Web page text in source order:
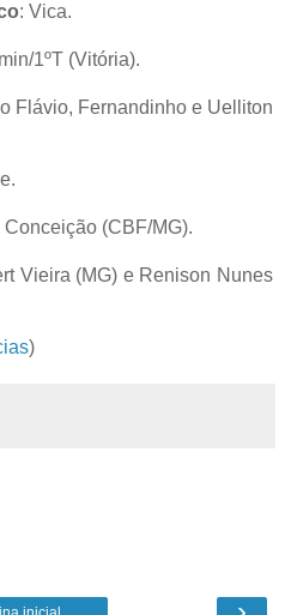
: Vica.
1ºT (Vitória).
Flávio, Fernandinho e Uelliton
(CBF/MG).
Vieira (MG) e Renison Nunes
)